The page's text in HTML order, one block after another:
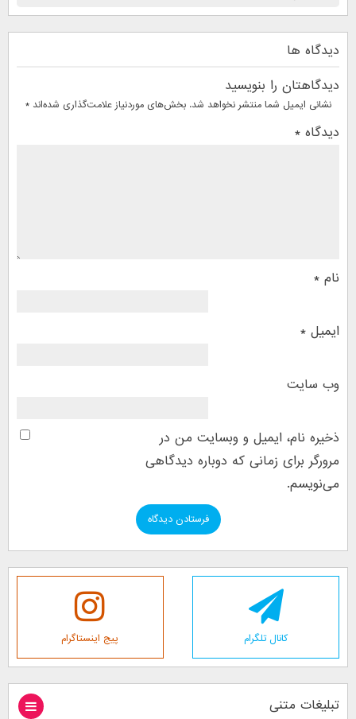
دیدگاه ها
دیدگاهتان را بنویسید
نشانی ایمیل شما منتشر نخواهد شد. بخش‌های موردنیاز علامت‌گذاری شده‌اند*
دیدگاه *
نام *
ایمیل *
وب‌ سایت
ذخیره نام، ایمیل و وبسایت من در
مرورگر برای زمانی که دوباره دیدگاهی
می‌نویسم.
کانال تلگرام پیج اینستاگرام
تبلیغات متنی